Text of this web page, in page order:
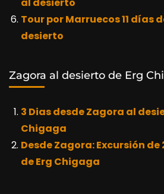
Tour por Marruecos 11 días
desierto
Zagora al desierto de Erg
3 Dias desde Zagora al
Chigaga
Desde Zagora: Excursión
de Erg Chigaga